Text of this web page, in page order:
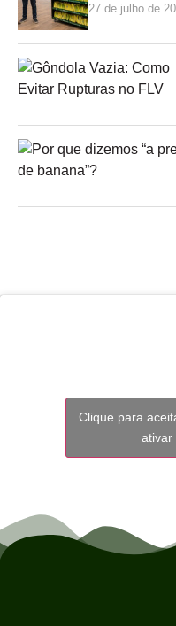
27 de julho de
Clique para
ativar